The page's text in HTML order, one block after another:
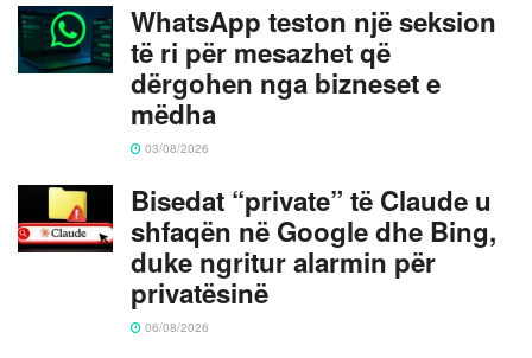
WhatsApp teston një seksion
të ri për mesazhet që
dërgohen nga bizneset e
mëdha
03/08/2026
Bisedat “private” të Claude u
shfaqën në Google dhe Bing,
duke ngritur alarmin për
privatësinë
06/08/2026